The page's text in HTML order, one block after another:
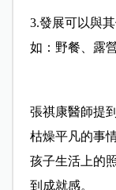
3.發展可以與
如：野餐、露
張祺康醫師提
枯燥平凡的事
孩子生活上的
到成就感。